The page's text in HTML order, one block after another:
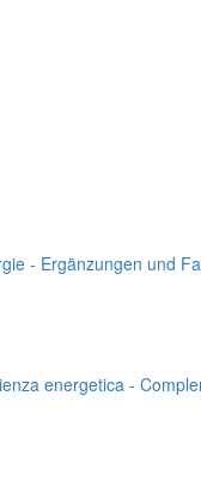
- Ergänzungen und
energetica -